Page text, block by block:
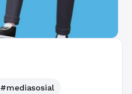
#mediasosial